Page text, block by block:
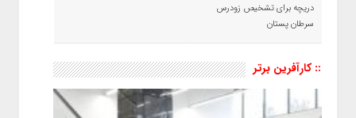
دریچه برای تشخیص زودرس
سرطان پستان
:: کارآفرین برتر